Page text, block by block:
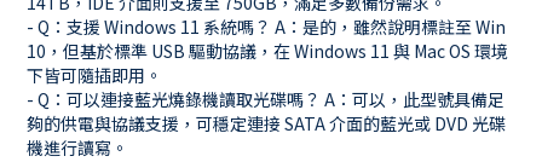
- Q：支援 Windows 11 系統嗎？ A：是的，雖然說明標註至 Win
10，但基於標準 USB 驅動協議，在 Windows 11 與 Mac OS 環境
下皆可隨插即用。
- Q：可以連接藍光燒錄機讀取光碟嗎？ A：可以，此型號具備足
夠的供電與協議支援，可穩定連接 SATA 介面的藍光或 DVD 光碟
機進行讀寫。